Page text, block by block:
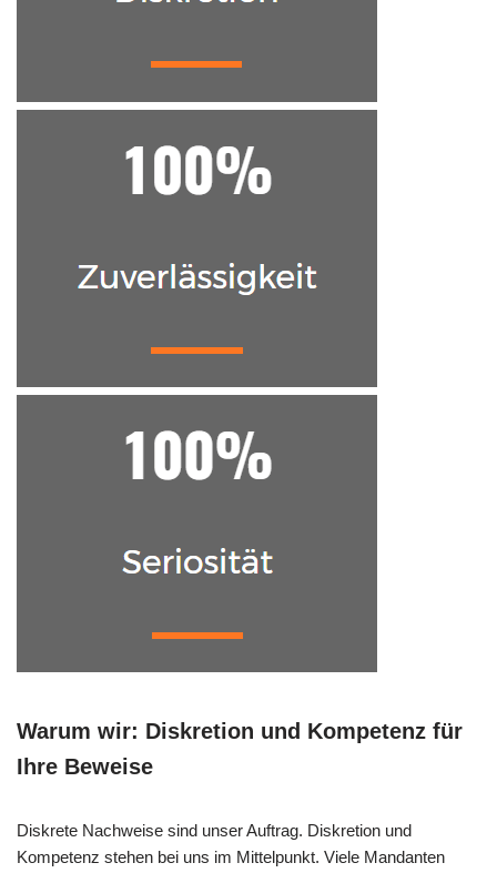
Warum wir: Diskretion und Kompetenz für
Ihre Beweise
Diskrete Nachweise sind unser Auftrag. Diskretion und
Kompetenz stehen bei uns im Mittelpunkt. Viele Mandanten